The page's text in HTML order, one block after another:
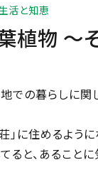
活と知恵
植物 〜
での暮らしに関
」に住めるよう
ると、あることに